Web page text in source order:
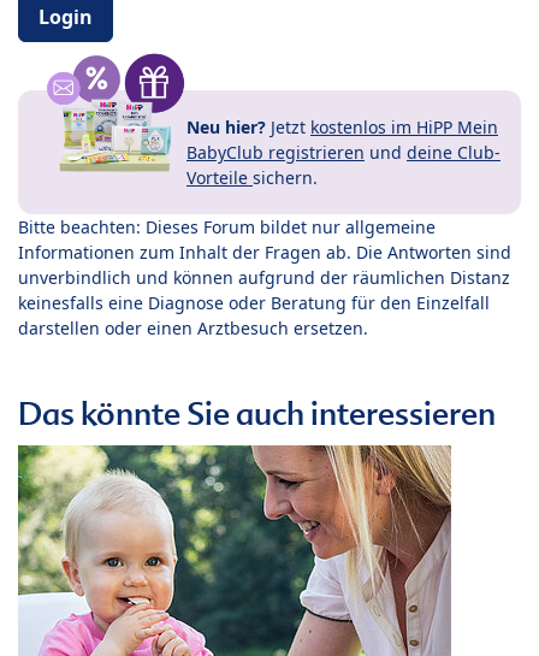
Login
Neu hier? Jetzt kostenlos im HiPP Mein
BabyClub registrieren und deine Club-
Vorteile sichern.
Bitte beachten: Dieses Forum bildet nur allgemeine
Informationen zum Inhalt der Fragen ab. Die Antworten sind
unverbindlich und können aufgrund der räumlichen Distanz
keinesfalls eine Diagnose oder Beratung für den Einzelfall
darstellen oder einen Arztbesuch ersetzen.
Das könnte Sie auch interessieren